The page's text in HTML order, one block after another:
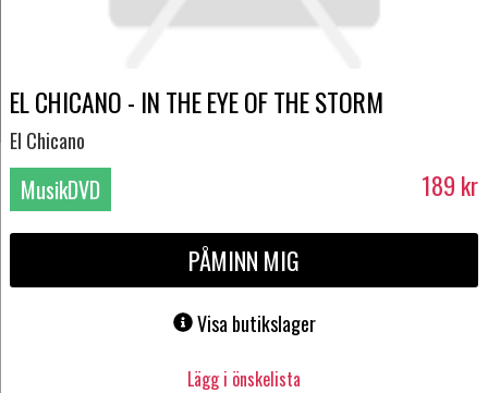
EL CHICANO - IN THE EYE OF THE STORM
El Chicano
MusikDVD 189 kr
PÅMINN MIG
Visa butikslager
Lägg i önskelista